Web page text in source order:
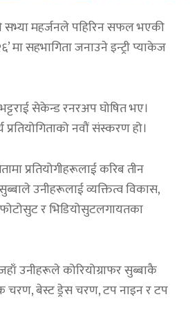
सभ्या महर्जनले पहिरिन सफल भएकी
सहभागिता जनाउने इन्ट्री प्याकेज
सेकेन्ड रनरअप घोषित भए।
प्रतियोगिताको नवौं संस्करण हो।
प्रतियोगीहरूलाई करिब तीन
उनीहरूलाई व्यक्तित्व विकास,
र भिडियोसुटलगायतका
उनीहरूले कोरियोग्राफर सुब्बाकै
चरण, बेस्ट ड्रेस चरण, टप नाइन र टप